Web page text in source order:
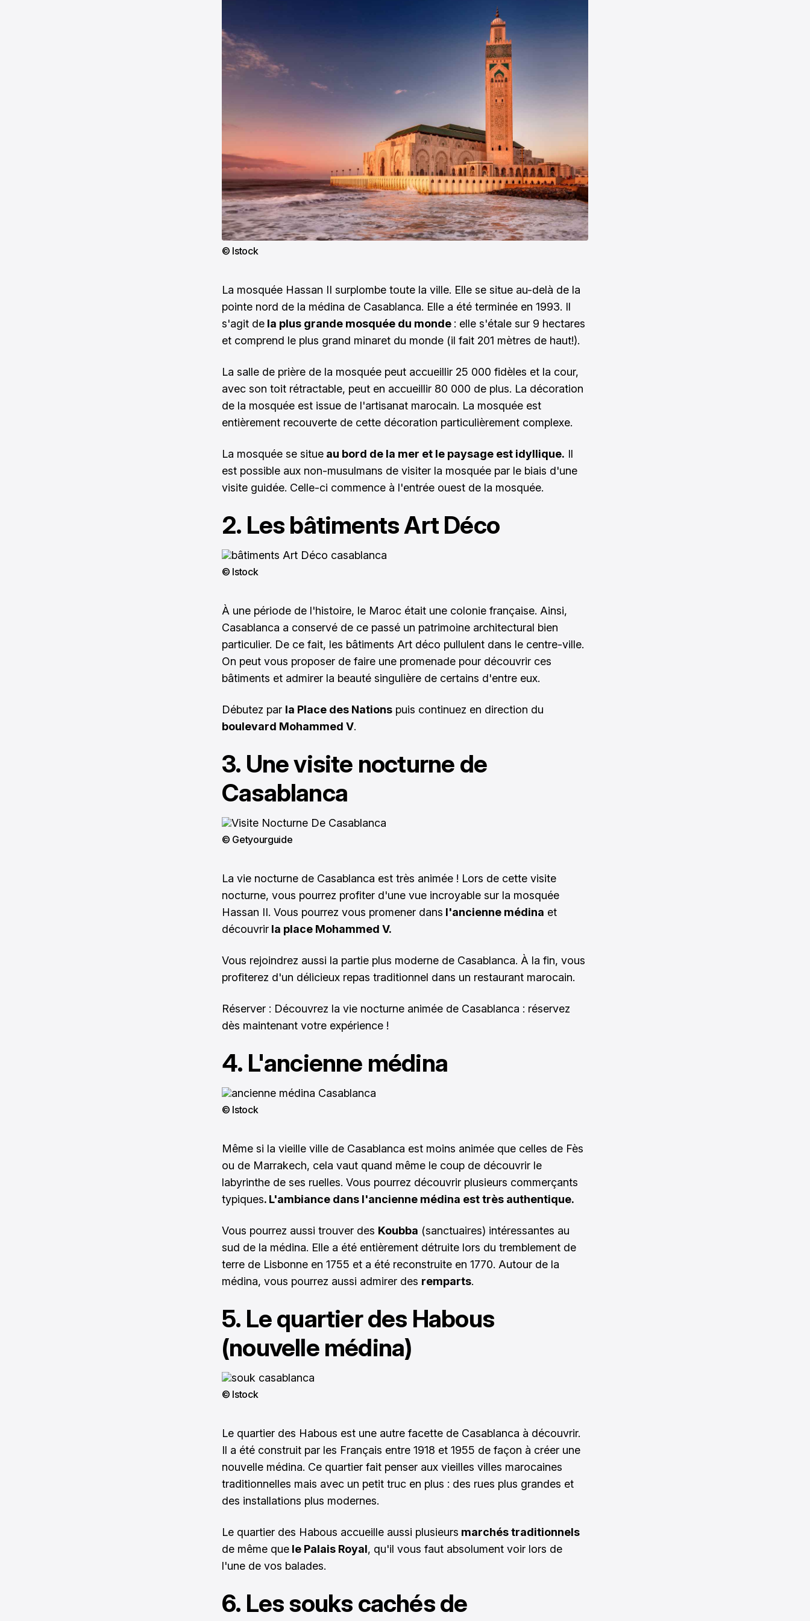
© Istock
La mosquée Hassan II surplombe toute la ville. Elle se situe au-delà de la
pointe nord de la médina de Casablanca. Elle a été terminée en 1993. Il
s'agit de la plus grande mosquée du monde : elle s'étale sur 9 hectares
et comprend le plus grand minaret du monde (il fait 201 mètres de haut!).
La salle de prière de la mosquée peut accueillir 25 000 fidèles et la cour,
avec son toit rétractable, peut en accueillir 80 000 de plus. La décoration
de la mosquée est issue de l'artisanat marocain. La mosquée est
entièrement recouverte de cette décoration particulièrement complexe.
La mosquée se situe au bord de la mer et le paysage est idyllique. Il
est possible aux non-musulmans de visiter la mosquée par le biais d'une
visite guidée. Celle-ci commence à l'entrée ouest de la mosquée.
2. Les bâtiments Art Déco
© Istock
À une période de l'histoire, le Maroc était une colonie française. Ainsi,
Casablanca a conservé de ce passé un patrimoine architectural bien
particulier. De ce fait, les bâtiments Art déco pullulent dans le centre-ville.
On peut vous proposer de faire une promenade pour découvrir ces
bâtiments et admirer la beauté singulière de certains d'entre eux.
Débutez par la Place des Nations puis continuez en direction du
boulevard Mohammed V.
3. Une visite nocturne de
Casablanca
© Getyourguide
La vie nocturne de Casablanca est très animée ! Lors de cette visite
nocturne, vous pourrez profiter d'une vue incroyable sur la mosquée
Hassan II. Vous pourrez vous promener dans l'ancienne médina et
découvrir la place Mohammed V.
Vous rejoindrez aussi la partie plus moderne de Casablanca. À la fin, vous
profiterez d'un délicieux repas traditionnel dans un restaurant marocain.
Réserver : Découvrez la vie nocturne animée de Casablanca : réservez
dès maintenant votre expérience !
4. L'ancienne médina
© Istock
Même si la vieille ville de Casablanca est moins animée que celles de Fès
ou de Marrakech, cela vaut quand même le coup de découvrir le
labyrinthe de ses ruelles. Vous pourrez découvrir plusieurs commerçants
typiques. L'ambiance dans l'ancienne médina est très authentique.
Vous pourrez aussi trouver des Koubba (sanctuaires) intéressantes au
sud de la médina. Elle a été entièrement détruite lors du tremblement de
terre de Lisbonne en 1755 et a été reconstruite en 1770. Autour de la
médina, vous pourrez aussi admirer des remparts.
5. Le quartier des Habous
(nouvelle médina)
© Istock
Le quartier des Habous est une autre facette de Casablanca à découvrir.
Il a été construit par les Français entre 1918 et 1955 de façon à créer une
nouvelle médina. Ce quartier fait penser aux vieilles villes marocaines
traditionnelles mais avec un petit truc en plus : des rues plus grandes et
des installations plus modernes.
Le quartier des Habous accueille aussi plusieurs marchés traditionnels
de même que le Palais Royal, qu'il vous faut absolument voir lors de
l'une de vos balades.
6. Les souks cachés de